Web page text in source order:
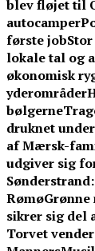
blev fløjet til
autocamper
første job
lokale tal og
økonomisk
yderområder
bølgerne
druknet
af Mærsk-
udgiver sig
Rømø
sikrer sig del
Torvet